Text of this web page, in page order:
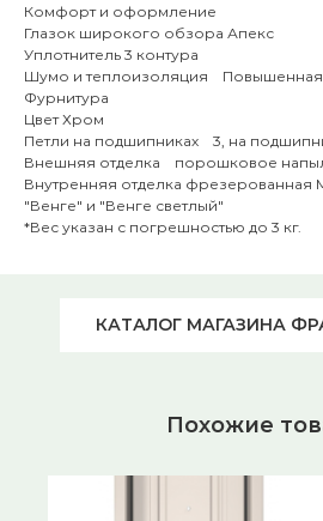
Комфорт и оформление
Глазок широкого обзора Апекс
Уплотнитель 3 контура
Шумо и теплоизоляция Повышенная
Фурнитура
Цвет Хром
Петли на подшипниках 3, на
Внешняя отделка порошковое
Внутренняя отделка фрезерованная
"Венге" и "Венге светлый"
*Вес указан с погрешностью до 3 кг.
КАТАЛОГ МАГАЗИНА
Похожие